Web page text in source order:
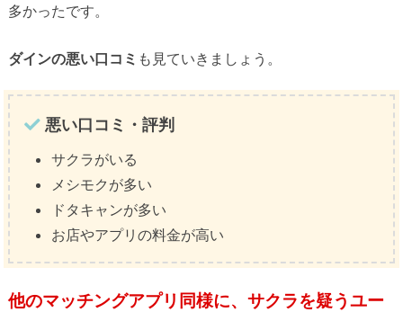
多かったです。
ダインの悪い口コミ も見ていきましょう。
悪い口コミ・評判
サクラがいる
メシモクが多い
ドタキャンが多い
お店やアプリの料金が高い
他のマッチングアプリ同様に、サクラを疑うユー